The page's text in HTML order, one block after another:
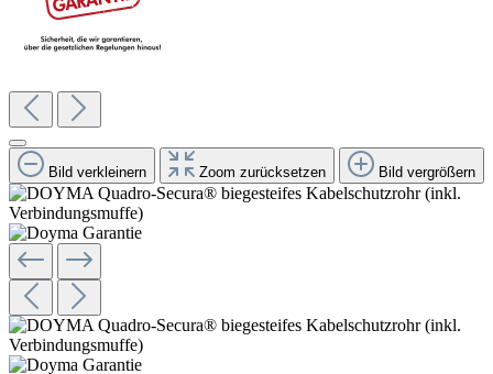
Bild verkleinern Zoom zurücksetzen Bild vergrößern